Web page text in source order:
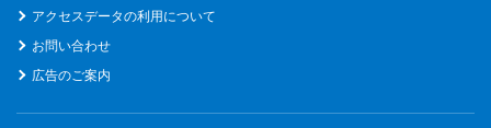
アクセスデータの利用について
お問い合わせ
広告のご案内